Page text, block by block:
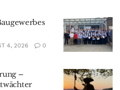
4, 2026
0
–